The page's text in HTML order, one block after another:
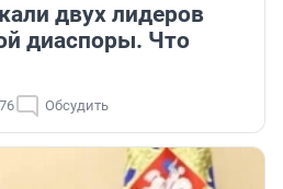
двух лидеров
диаспоры. Что
Обсудить